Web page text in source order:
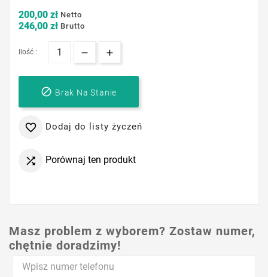
200,00 zł Netto
246,00 zł Brutto
Ilość :
 Brak Na Stanie
 Dodaj do listy życzeń
 Porównaj ten produkt
Masz problem z wyborem? Zostaw numer,
chętnie doradzimy!